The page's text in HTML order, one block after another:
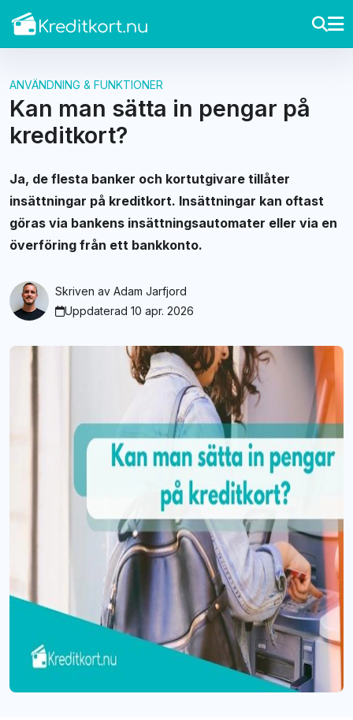
ANVÄNDNING & FUNKTIONER
Kan man sätta in pengar på
kreditkort?
Ja, de flesta banker och kortutgivare tillåter
insättningar på kreditkort. Insättningar kan oftast
göras via bankens insättningsautomater eller via en
överföring från ett bankkonto.
Skriven av Adam Jarfjord
Uppdaterad 10 apr. 2026